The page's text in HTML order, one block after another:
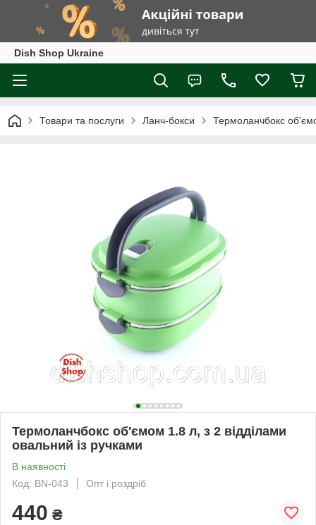
Dish Shop Ukraine
Товари та послуги Ланч-бокси Термоланчбокс
Термоланчбокс об'ємом 1.8 л, з 2 відділами
овальний із ручками
В наявності
Код: BN-043
Опт і роздріб
440 ₴